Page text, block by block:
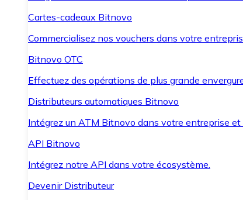
Cartes-cadeaux Bitnovo
Commercialisez nos vouchers dans votre
Bitnovo OTC
Effectuez des opérations de plus grande
Distributeurs automatiques Bitnovo
Intégrez un ATM Bitnovo dans votre entreprise
API Bitnovo
Intégrez notre API dans votre écosystème.
Devenir Distributeur